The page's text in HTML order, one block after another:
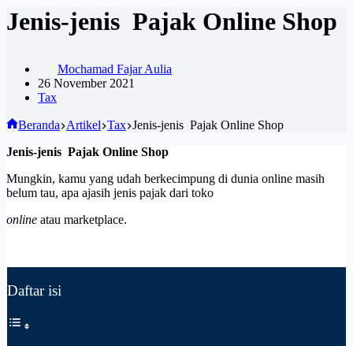
Jenis-jenis Pajak Online Shop
Mochamad Fajar Aulia
26 November 2021
Tax
Beranda Artikel Tax Jenis-jenis Pajak Online Shop
Jenis-jenis Pajak Online Shop
Mungkin, kamu yang udah berkecimpung di dunia online masih
belum tau, apa ajasih jenis pajak dari toko
online atau marketplace.
Daftar isi